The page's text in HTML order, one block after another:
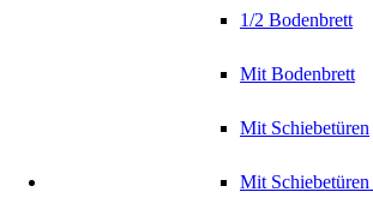
1/2 Bodenbrett
Mit Bodenbrett
Mit Schiebetüren
Mit